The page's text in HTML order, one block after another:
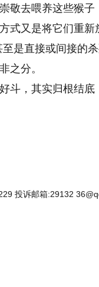
敬去喂养这些猴子
式又是将它们重
是直接或间接的
之分。
斗，其实归根结底
投诉邮箱:29132